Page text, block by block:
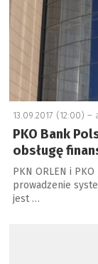
13.09.2017 (12:00) –
PKO Bank
obsługę
PKN ORLEN i
prowadzenie
jest …